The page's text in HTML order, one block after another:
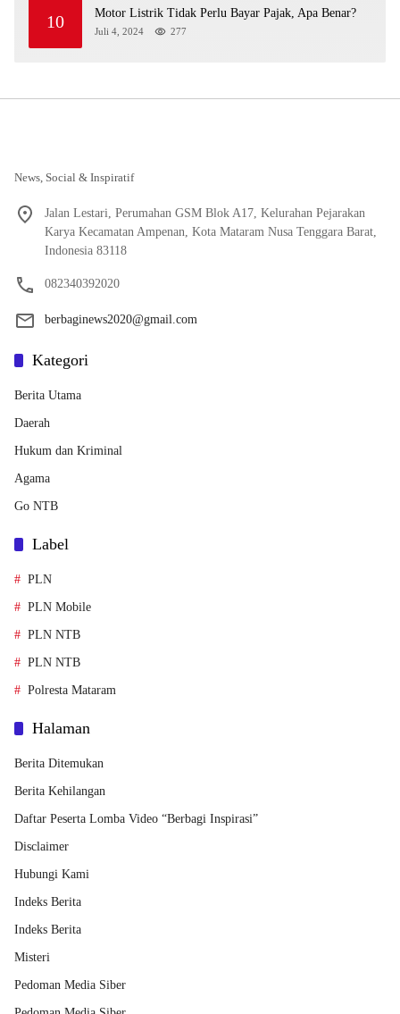
10 Motor Listrik Tidak Perlu Bayar Pajak, Apa Benar?
Juli 4, 2024 277
News, Social & Inspiratif
Jalan Lestari, Perumahan GSM Blok A17, Kelurahan Pejarakan
Karya Kecamatan Ampenan, Kota Mataram Nusa Tenggara Barat,
Indonesia 83118
082340392020
berbaginews2020@gmail.com
Kategori
Berita Utama
Daerah
Hukum dan Kriminal
Agama
Go NTB
Label
PLN
PLN Mobile
PLN NTB
PLN NTB
Polresta Mataram
Halaman
Berita Ditemukan
Berita Kehilangan
Daftar Peserta Lomba Video “Berbagi Inspirasi”
Disclaimer
Hubungi Kami
Indeks Berita
Indeks Berita
Misteri
Pedoman Media Siber